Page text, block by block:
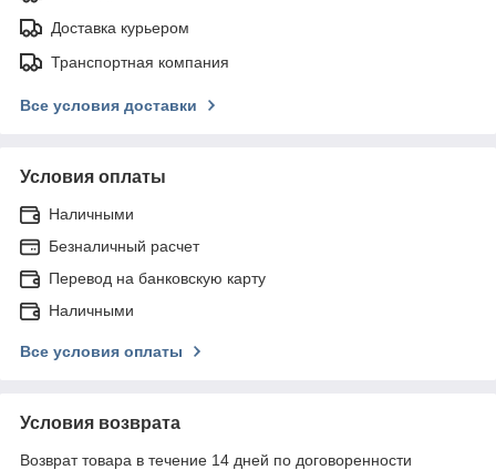
Доставка курьером
Транспортная компания
Все условия доставки
Условия оплаты
Наличными
Безналичный расчет
Перевод на банковскую карту
Наличными
Все условия оплаты
Условия возврата
Возврат товара в течение 14 дней по договоренности